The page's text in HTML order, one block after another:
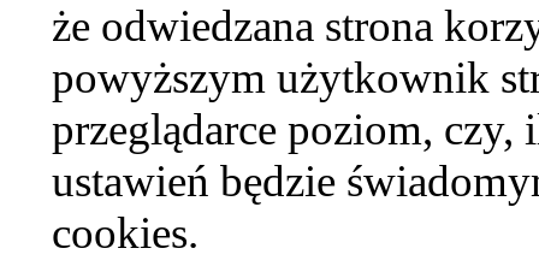
że odwiedzana strona
powyższym użytkownik
przeglądarce poziom,
ustawień będzie
cookies.